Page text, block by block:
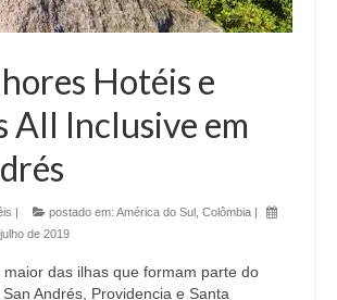
Hotéis e
All Inclusive em
| postado em: América do Sul Colômbia |
de 2019
maior das ilhas que formam parte do
Andrés, Providencia e Santa